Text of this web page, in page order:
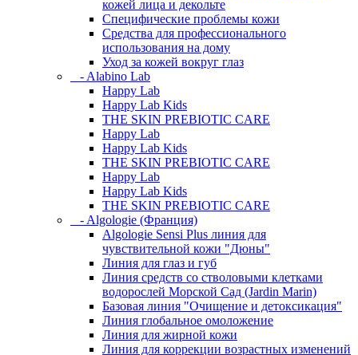
кожей лица и декольте
Специфические проблемы кожи
Средства для профессионального
использования на дому
Уход за кожей вокруг глаз
- Alabino Lab
Happy Lab
Happy Lab Kids
THE SKIN PREBIOTIC CARE
Happy Lab
Happy Lab Kids
THE SKIN PREBIOTIC CARE
Happy Lab
Happy Lab Kids
THE SKIN PREBIOTIC CARE
- Algologie (Франция)
Algologie Sensi Plus линия для
чувcтвительной кожи "Дюны"
Линия для глаз и губ
Линия средств со стволовыми клетками
водорослей Морской Сад (Jardin Marin)
Базовая линия "Очищение и детоксикация"
Линия глобальное омоложение
Линия для жирной кожи
Линия для коррекции возрастных изменений